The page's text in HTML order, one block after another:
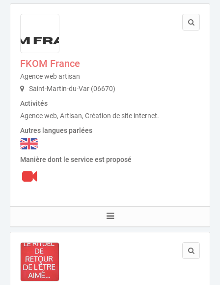
FKOM France
Agence web artisan
Saint-Martin-du-Var (06670)
Activités
Agence web, Artisan, Création de site internet.
Autres langues parlées
Manière dont le service est proposé